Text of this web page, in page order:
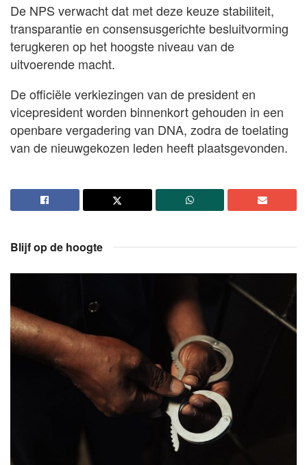
De NPS verwacht dat met deze keuze stabiliteit,
transparantie en consensusgerichte besluitvorming
terugkeren op het hoogste niveau van de
uitvoerende macht.
De officiële verkiezingen van de president en
vicepresident worden binnenkort gehouden in een
openbare vergadering van DNA, zodra de toelating
van de nieuwgekozen leden heeft plaatsgevonden.
Blijf op de hoogte